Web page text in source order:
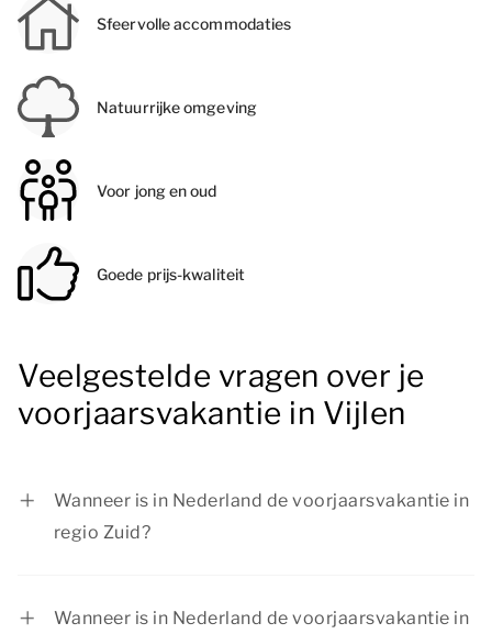
Sfeervolle accommodaties
Natuurrijke omgeving
Voor jong en oud
Goede prijs-kwaliteit
Veelgestelde vragen over je
voorjaarsvakantie in Vijlen
Wanneer is in Nederland de voorjaarsvakantie in
regio Zuid?
Wanneer is in Nederland de voorjaarsvakantie in